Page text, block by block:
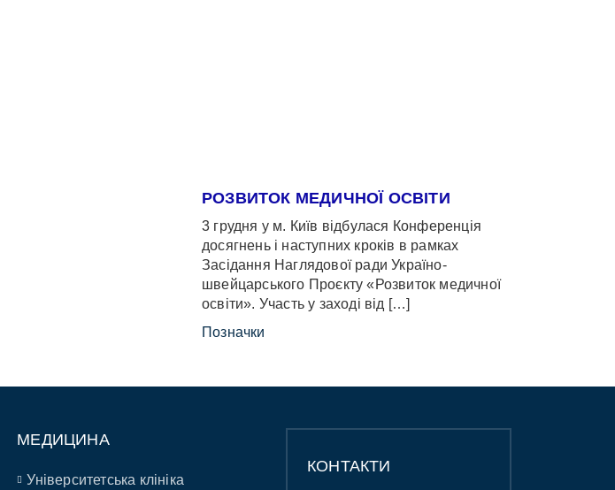
РОЗВИТОК МЕДИЧНОЇ ОСВІТИ
3 грудня у м. Київ відбулася Конференція
досягнень і наступних кроків в рамках
Засідання Наглядової ради Україно-
швейцарського Проєкту «Розвиток медичної
освіти». Участь у заході від […]
Позначки
МЕДИЦИНА
Університетська клініка
КОНТАКТИ